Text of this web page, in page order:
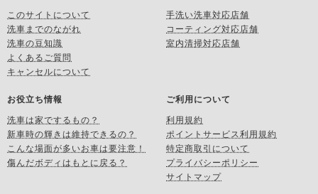
このサイトについて
洗車までのながれ
洗車の豆知識
よくあるご質問
キャンセルについて
手洗い洗車対応店舗
コーティング対応店舗
室内清掃対応店舗
お役立ち情報
洗車は家でするもの？
新車時の輝きは維持できるの？
こんな場面が多いお車は要注意！
傷んだボディはもとに戻る？
ご利用について
利用規約
ポイントサービス利用規約
特定商取引について
プライバシーポリシー
サイトマップ